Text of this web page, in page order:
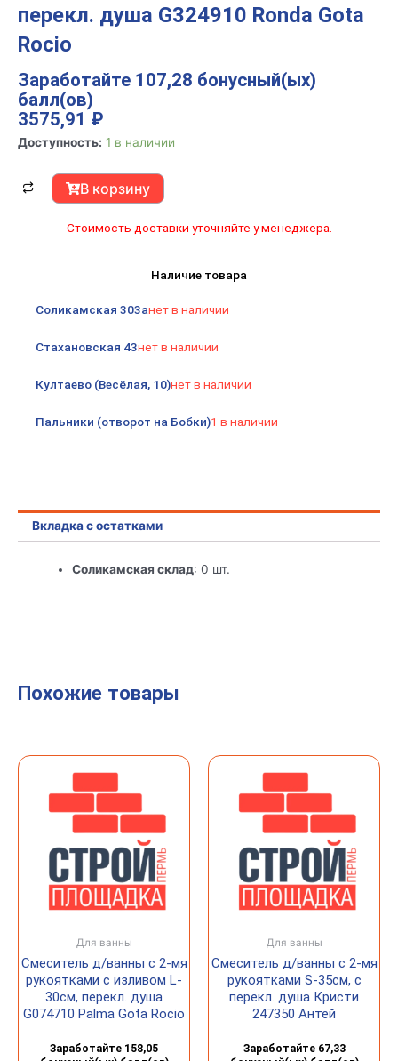
перекл. душа G324910 Ronda Gota
Rocio
Заработайте 107,28 бонусный(ых)
балл(ов)
3575,91 ₽
Доступность: 1 в наличии
Количество
Смеситель
с
перекл.
душа
В корзину
Стоимость доставки уточняйте у менеджера.
Наличие товара
Соликамская 303анет в наличии
Стахановская 43нет в наличии
Култаево (Весёлая, 10)нет в наличии
Пальники (отворот на Бобки)1 в наличии
Вкладка с остатками
Соликамская склад: 0 шт.
Похожие товары
Для ванны
Смеситель д/ванны c 2-мя
рукоятками с изливом L-
30см, перекл. душа
G074710 Palma Gota Rocio
Заработайте 158,05
Для ванны
Смеситель д/ванны с 2-мя
рукоятками S-35см, с
перекл. душа Кристи
247350 Антей
Заработайте 67,33